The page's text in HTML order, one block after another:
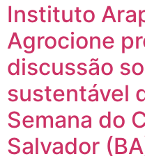
Instituto
Agrocione
discussão
sustentável
Semana do
Salvador